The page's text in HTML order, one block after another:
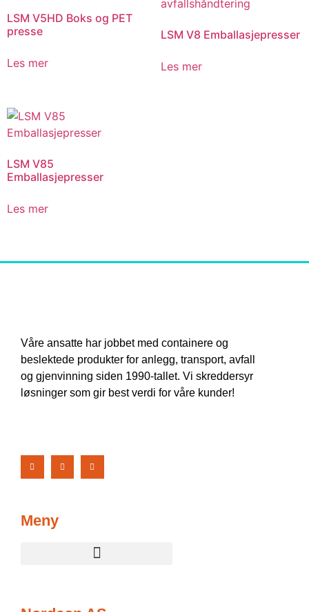
LSM V5HD Boks og PET
presse
Les mer
LSM V8 Emballasjepresser
Les mer
LSM V85
Emballasjepresser
Les mer
Våre ansatte har jobbet med containere og
beslektede produkter for anlegg, transport, avfall
og gjenvinning siden 1990-tallet. Vi skreddersyr
løsninger som gir best verdi for våre kunder!
Meny